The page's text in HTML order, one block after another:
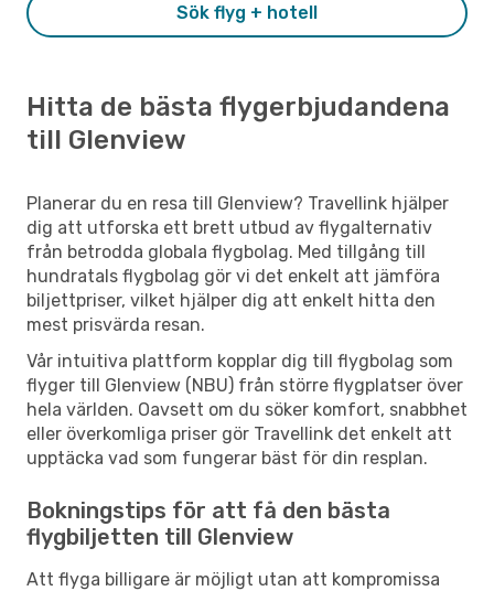
Sök flyg + hotell
Hitta de bästa flygerbjudandena
till Glenview
Planerar du en resa till Glenview? Travellink hjälper
dig att utforska ett brett utbud av flygalternativ
från betrodda globala flygbolag. Med tillgång till
hundratals flygbolag gör vi det enkelt att jämföra
biljettpriser, vilket hjälper dig att enkelt hitta den
mest prisvärda resan.
Vår intuitiva plattform kopplar dig till flygbolag som
flyger till Glenview (NBU) från större flygplatser över
hela världen. Oavsett om du söker komfort, snabbhet
eller överkomliga priser gör Travellink det enkelt att
upptäcka vad som fungerar bäst för din resplan.
Bokningstips för att få den bästa
flygbiljetten till Glenview
Att flyga billigare är möjligt utan att kompromissa